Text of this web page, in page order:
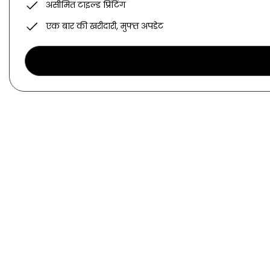
असीमित टाइल्ड प्रिंटिंग
एक बार की खरीदारी, मुफ्त अपडेट